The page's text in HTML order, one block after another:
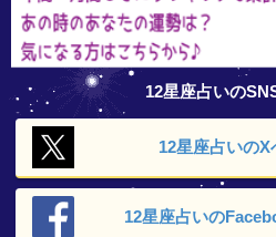
12星座占いの
12星座占いのX
12星座占いの